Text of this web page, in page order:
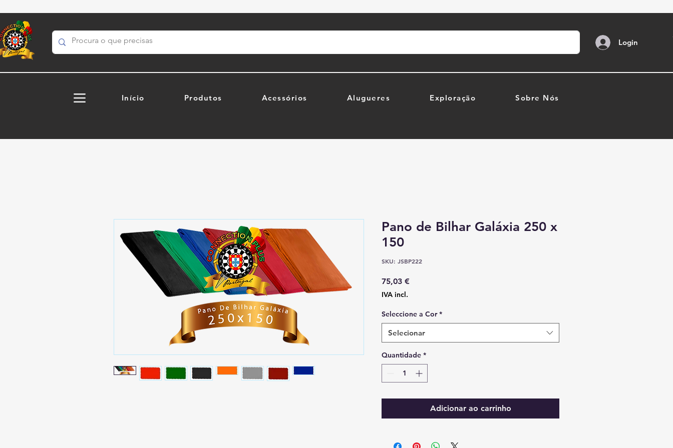
Login
Início Produtos Acessórios Alugueres Exploração Sobre Nós
Pano de Bilhar Galáxia 250 x
150
SKU: JSBP222
75,03 €
IVA incl.
Seleccione a Cor *
Selecionar
Quantidade *
Adicionar ao carrinho